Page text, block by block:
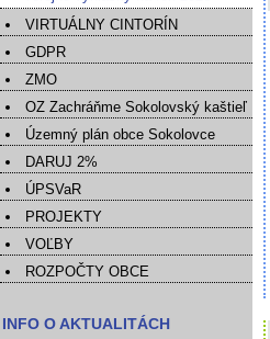
VIRTUÁLNY CINTORÍN
GDPR
ZMO
OZ Zachráňme Sokolovský kaštieľ
Územný plán obce Sokolovce
DARUJ 2%
ÚPSVaR
PROJEKTY
VOĽBY
ROZPOČTY OBCE
INFO O AKTUALITÁCH